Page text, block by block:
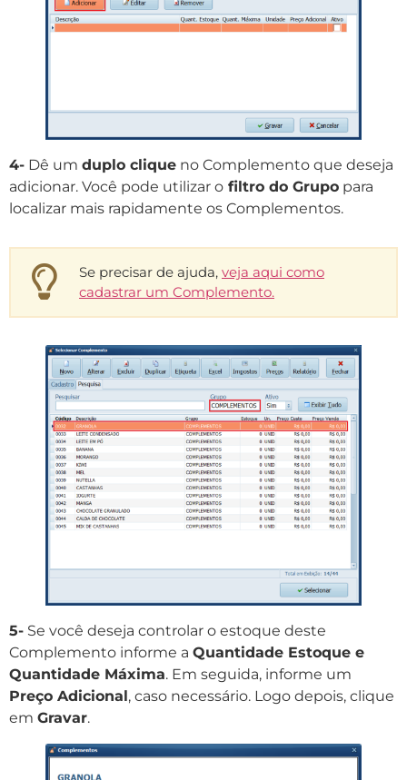
4- Dê um duplo clique no Complemento que deseja
adicionar. Você pode utilizar o filtro do Grupo para
localizar mais rapidamente os Complementos.
Se precisar de ajuda, veja aqui como
cadastrar um Complemento.
5- Se você deseja controlar o estoque deste
Complemento informe a Quantidade Estoque e
Quantidade Máxima. Em seguida, informe um
Preço Adicional, caso necessário. Logo depois, clique
em Gravar.